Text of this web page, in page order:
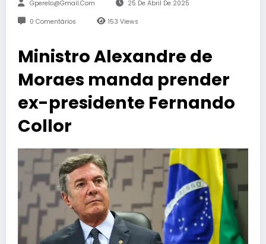
Gperelo@gmail.com 25 De Abril De 2025
0 Comentários 153 Views
Ministro Alexandre de
Moraes manda prender
ex-presidente Fernando
Collor